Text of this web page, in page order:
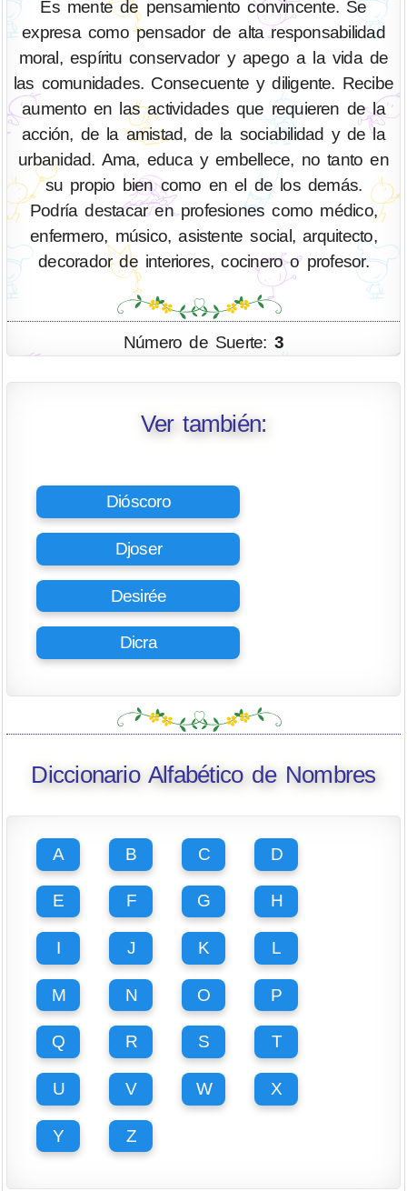
Es mente de pensamiento convincente. Se
expresa como pensador de alta responsabilidad
moral, espíritu conservador y apego a la vida de
las comunidades. Consecuente y diligente. Recibe
aumento en las actividades que requieren de la
acción, de la amistad, de la sociabilidad y de la
urbanidad. Ama, educa y embellece, no tanto en
su propio bien como en el de los demás.
Podría destacar en profesiones como médico,
enfermero, músico, asistente social, arquitecto,
decorador de interiores, cocinero o profesor.
Número de Suerte: 3
Ver también:
Dióscoro
Djoser
Desirée
Dicra
Diccionario Alfabético de Nombres
A B C D
E F G H
I J K L
M N O P
Q R S T
U V W X
Y Z